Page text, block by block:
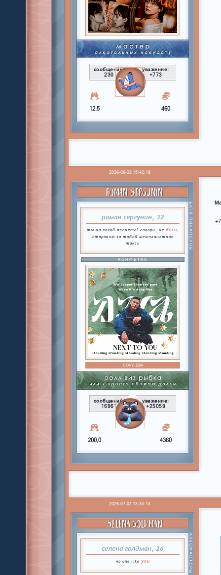
сообщений:
230
уважение:
+773
12,5 460
2026-06-28 15:42:18
ROMAN SERGUNIN
роман сергунин, 32
ты на какой планете? говори, не беси,
отправлю за тобой межпланетное
такси
БАТЯ ПИКАПЕРОВ
КОНФЕТКА
COPY:ЕВА
сообщений:
16961
уважение:
+25059
200,0 4360
+7
2026-07-01 13:34:14
SELENA GOLDMAN
селена голдман, 26
no one like you АЛКОМАСТЕРЫ